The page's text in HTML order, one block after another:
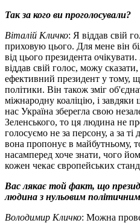
Так за кого ви проголосували?
Віталій Кличко: Я віддав свій
приховую цього. Для мене він
від цього президента
віддав свій голос, можу
ефективний президент у тому,
політики. Він також зміг
міжнародну коаліцію, і
нас Україна зберегла свою
Зеленського, то ця людина не
голосуємо не за персону, а за ті
вона пропонує в майбутньому,
насамперед хоче знати, чого
кожен чекає європейських
Вас лякає той факт, що
людина з нульовим політичним
Володимир Кличко: Можна